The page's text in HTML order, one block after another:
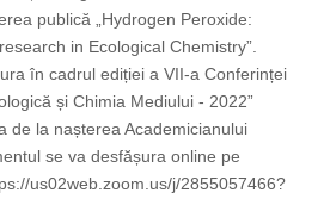
publică „Hydrogen Peroxide:
in Ecological Chemistry”.
în cadrul ediției a VII-a Conferinței
și Chimia Mediului - 2022”
de la nașterea Academicianului
se va desfășura online pe
us02web.zoom.us/j/2855057466?